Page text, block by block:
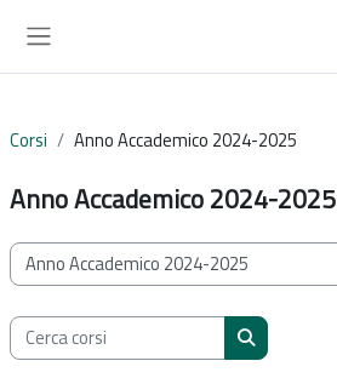
Corsi Anno Accademico 2024-2025
Anno Accademico 2024-2025
Categorie di corso
Cerca corsi
Cerca corsi